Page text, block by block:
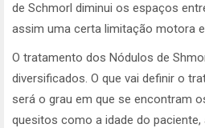
de Schmorl diminui os espaços
assim uma certa limitação motora
O tratamento dos Nódulos de
diversificados. O que vai definir o
será o grau em que se encontram
quesitos como a idade do